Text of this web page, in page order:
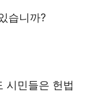
습니까?
시민들은 헌법